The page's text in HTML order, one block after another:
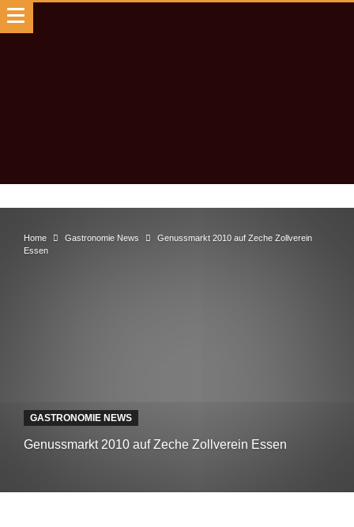
Home Gastronomie News
Genussmarkt 2010 auf Zeche Zollverein
Essen
GASTRONOMIE NEWS
Genussmarkt 2010 auf Zeche Zollverein Essen